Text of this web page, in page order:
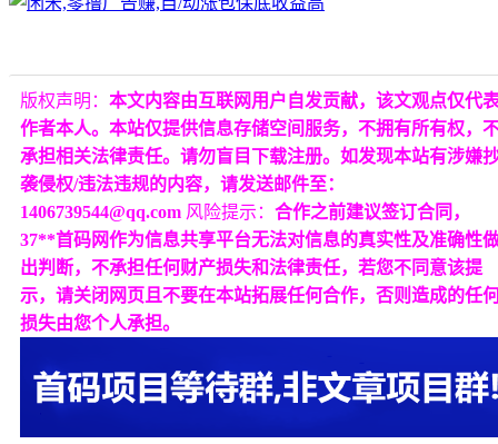
版权声明： 本文内容由互联网用户自发贡献，该文观点仅代
作者本人。本站仅提供信息存储空间服务，不拥有所有权，
承担相关法律责任。请勿盲目下载注册。如发现本站有涉嫌
袭侵权/违法违规的内容，请发送邮件至：
1406739544@qq.com 风险提示： 合作之前建议签订合同，
37**首码网作为信息共享平台无法对信息的真实性及准确性
出判断，不承担任何财产损失和法律责任，若您不同意该提
示，请关闭网页且不要在本站拓展任何合作，否则造成的任
损失由您个人承担。